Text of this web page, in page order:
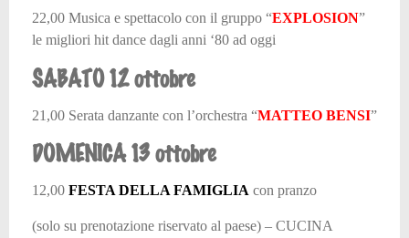
22,00 Musica e spettacolo con il gruppo “EXPLOSION”
le migliori hit dance dagli anni ‘80 ad oggi
SABATO 12 ottobre
21,00 Serata danzante con l’orchestra “MATTEO BENSI”
DOMENICA 13 ottobre
12,00 FESTA DELLA FAMIGLIA con pranzo
(solo su prenotazione riservato al paese) – CUCINA